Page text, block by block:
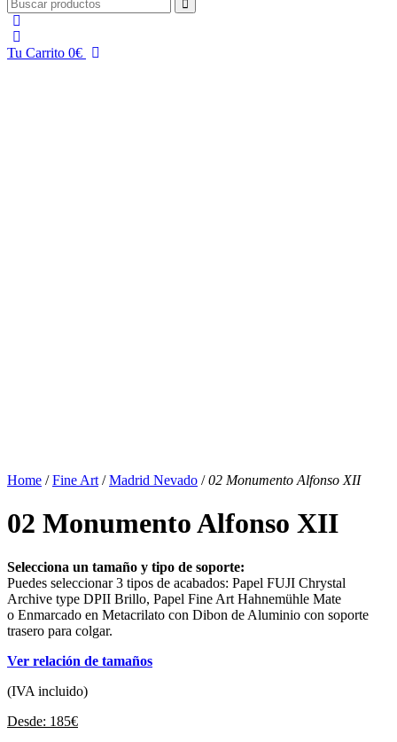
Tu Carrito 0€
Home /Fine Art /Madrid Nevado /02 Monumento Alfonso XII
02 Monumento Alfonso XII
Selecciona un tamaño y tipo de soporte:
Puedes seleccionar 3 tipos de acabados: Papel FUJI Chrystal
Archive type DPII Brillo, Papel Fine Art Hahnemühle Mate
o Enmarcado en Metacrilato con Dibon de Aluminio con soporte
trasero para colgar.
Ver relación de tamaños
(IVA incluido)
Desde: 185€